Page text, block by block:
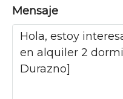
Mensaje